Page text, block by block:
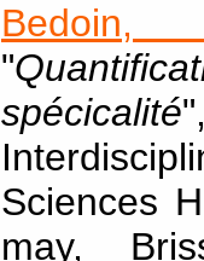
Bedoin,
"
spécicalité
Sciences
may,